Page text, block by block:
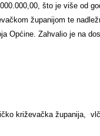
što je više od
županijom te
Općine. Zahvalio je na
križevačka županija,